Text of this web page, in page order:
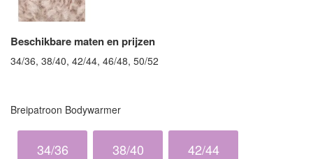
Beschikbare maten en prijzen
34/36, 38/40, 42/44, 46/48, 50/52
Breipatroon Bodywarmer
34/36 38/40 42/44